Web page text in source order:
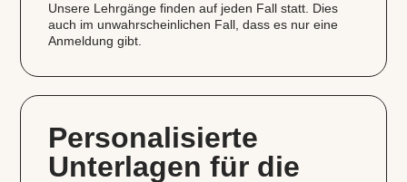
Unsere Lehrgänge finden auf jeden Fall statt. Dies
auch im unwahrscheinlichen Fall, dass es nur eine
Anmeldung gibt.
Personalisierte
Unterlagen für die